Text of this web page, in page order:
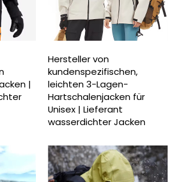
|
Hersteller von
kundenspezifischen,
leichten 3-Lagen-
Hartschalenjacken für
Unisex | Lieferant
wasserdichter Jacken